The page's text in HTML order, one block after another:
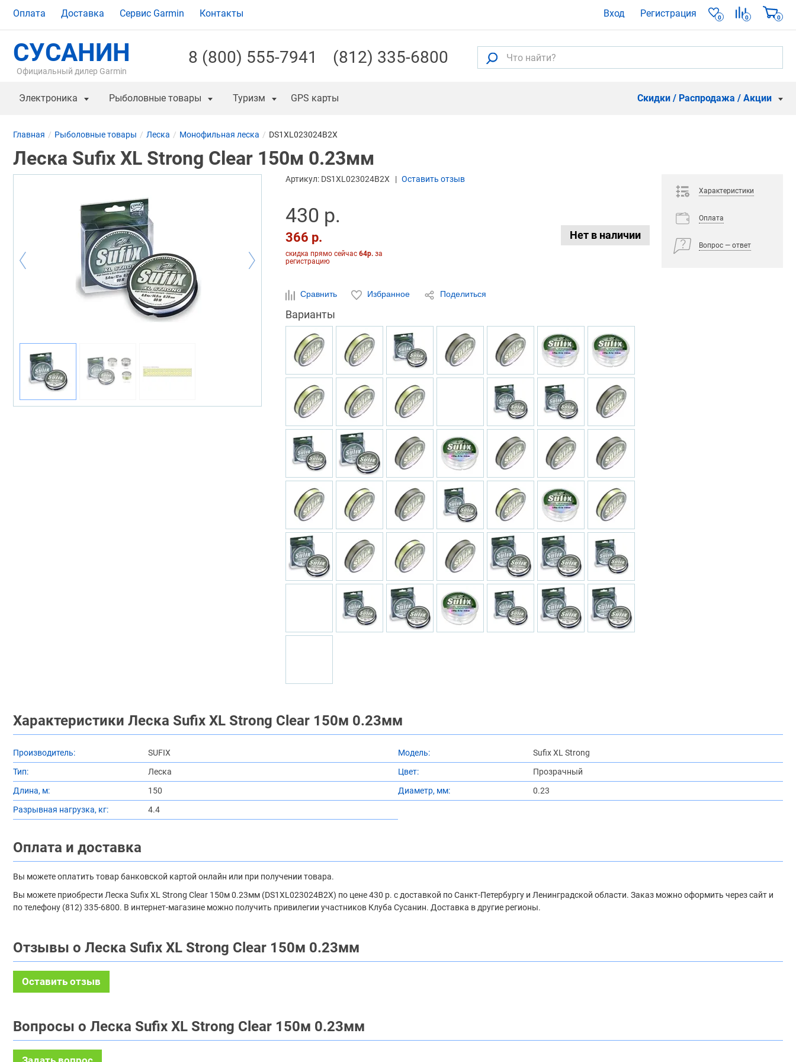
Оплата Доставка Сервис Garmin Контакты Вход Регистрация 0 0 0
СУСАНИН
Официальный дилер Garmin
8 (800) 555-7941 (812) 335-6800
Электроника Рыболовные товары Туризм GPS карты Скидки / Распродажа / Акции
Главная Рыболовные товары Леска Монофильная леска DS1XL023024B2X
Леска Sufix XL Strong Clear 150м 0.23мм
Артикул: DS1XL023024B2X Оставить отзыв
430 р.
366 р.
скидка прямо сейчас 64р. за
регистрацию
Нет в наличии
Сравнить Избранное Поделиться
Варианты
Характеристики
Оплата
Вопрос — ответ
Характеристики Леска Sufix XL Strong Clear 150м 0.23мм
Производитель: SUFIX Модель:
Sufix XL Strong
Тип:
Леска Цвет:
Прозрачный
Длина, м:
150 Диаметр, мм:
0.23
Разрывная нагрузка, кг:
4.4
Оплата и доставка
Вы можете оплатить товар банковской картой онлайн или при получении товара.
Вы можете приобрести Леска Sufix XL Strong Clear 150м 0.23мм (DS1XL023024B2X) по цене 430 р. с доставкой по Санкт-Петербургу и Ленинградской области. Заказ можно оформить через сайт и
по телефону (812) 335-6800. В интернет-магазине можно получить привилегии участников Клуба Сусанин. Доставка в другие регионы.
Отзывы о Леска Sufix XL Strong Clear 150м 0.23мм
Оставить отзыв
Вопросы о Леска Sufix XL Strong Clear 150м 0.23мм